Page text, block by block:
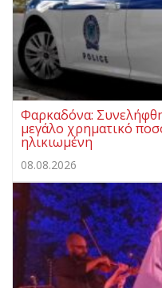
Φαρκαδόνα:
μεγάλο χρηματικό
ηλικιωμένη
08.08.2026